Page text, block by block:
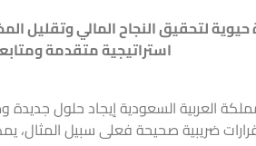
حيوية لتحقيق النجاح المالي وتقليل
استراتيجية متقدمة
العربية السعودية إيجاد حلول
ضريبية صحيحة فعلى سبيل